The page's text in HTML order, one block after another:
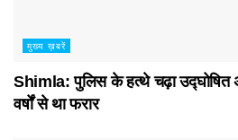
मुख्य ख़बरें
Shimla: पुलिस के हत्थे चढ़ा उद्घोषित
वर्षों से था फरार